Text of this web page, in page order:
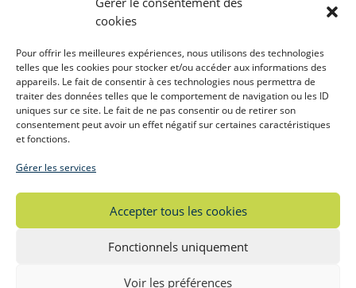
cookies
Pour offrir les meilleures expériences, nous utilisons des technologies
telles que les cookies pour stocker et/ou accéder aux informations des
appareils. Le fait de consentir à ces technologies nous permettra de
traiter des données telles que le comportement de navigation ou les ID
uniques sur ce site. Le fait de ne pas consentir ou de retirer son
consentement peut avoir un effet négatif sur certaines caractéristiques
et fonctions.
Gérer les services
Accepter tous les cookies
Fonctionnels uniquement
Voir les préférences
Shifting Economy : comment devenir une entreprise
exemplaire ?
Transition Juste en Belgique : un premier processus
coordonné par EcoRes et Deplasse
DAFOR : accompagner l’agriculture wallonne dans la
gestion des périodes de sécheresse
PROJETS RÉCENTS
complet des activités de Thalys et Eurostar
DAFoR : Améliorer la gestion de l’eau face au
changement climatique pour l’agriculture en Wallonie
Le Chemin vert des écoliers : mission participative à
Étude participative sur les Communs Bruxellois